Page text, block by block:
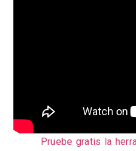
Pruebe gratis la